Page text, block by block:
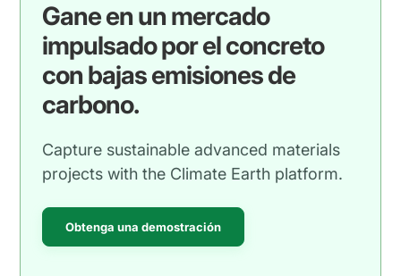
Gane en un mercado
impulsado por el concreto
con bajas emisiones de
carbono.
Capture sustainable advanced materials
projects with the Climate Earth platform.
Obtenga una demostración